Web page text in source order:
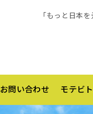
「もっと日本
お問い合わせ モテビ